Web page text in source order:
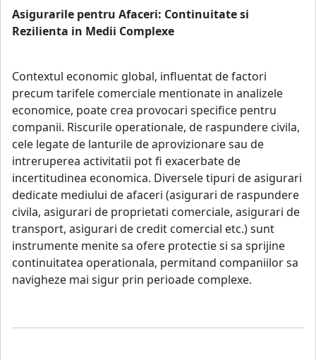
Asigurarile pentru Afaceri: Continuitate si
Rezilienta in Medii Complexe
Contextul economic global, influentat de factori
precum tarifele comerciale mentionate in analizele
economice, poate crea provocari specifice pentru
companii. Riscurile operationale, de raspundere civila,
cele legate de lanturile de aprovizionare sau de
intreruperea activitatii pot fi exacerbate de
incertitudinea economica. Diversele tipuri de asigurari
dedicate mediului de afaceri (asigurari de raspundere
civila, asigurari de proprietati comerciale, asigurari de
transport, asigurari de credit comercial etc.) sunt
instrumente menite sa ofere protectie si sa sprijine
continuitatea operationala, permitand companiilor sa
navigheze mai sigur prin perioade complexe.